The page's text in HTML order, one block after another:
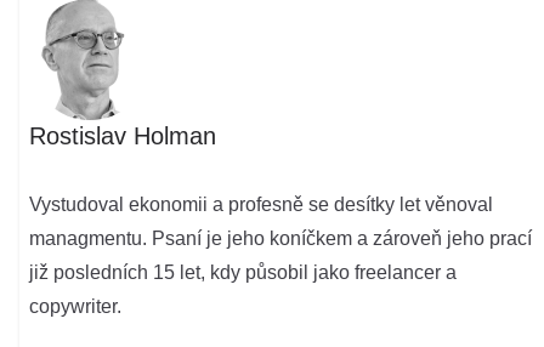
Rostislav Holman
Vystudoval ekonomii a profesně se desítky let věnoval
managmentu. Psaní je jeho koníčkem a zároveň jeho prací
již posledních 15 let, kdy působil jako freelancer a
copywriter.